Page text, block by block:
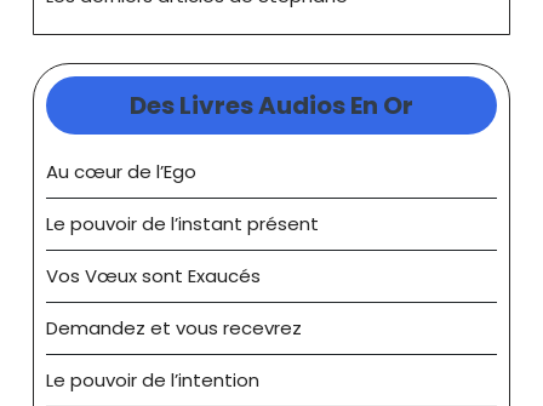
Des Livres Audios En Or
Au cœur de l’Ego
Le pouvoir de l’instant présent
Vos Vœux sont Exaucés
Demandez et vous recevrez
Le pouvoir de l’intention